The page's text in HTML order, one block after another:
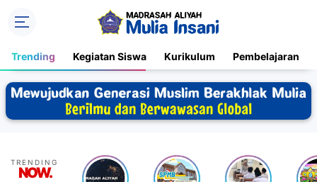
Trending Kegiatan Siswa Kurikulum Pembelajaran
TRENDING
NOW.